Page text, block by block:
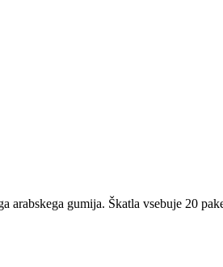
gumija. Škatla vsebuje 20